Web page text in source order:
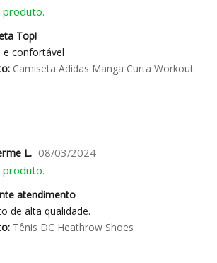
produto.
Top!
e confortável
Camiseta Adidas Manga Curta Workout
L. 08/03/2024
produto.
atendimento
de alta qualidade.
Tênis DC Heathrow Shoes